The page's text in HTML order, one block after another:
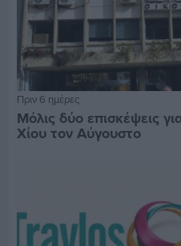
Πριν 6 ημέρες
Μόλις δύο επισκέψεις
Χίου τον Αύγουστο